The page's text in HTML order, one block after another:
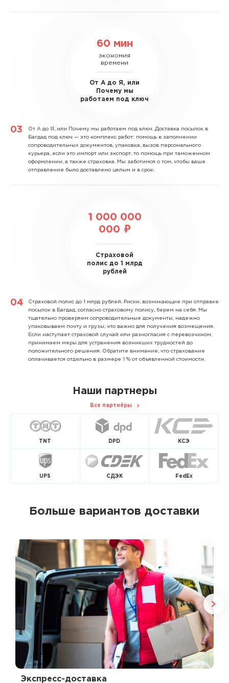
60 мин
экономия
времени
От А до Я, или
Почему мы
работаем под ключ
От А до Я, или Почему мы работаем под ключ. Доставка посылок в
Багдад под ключ — это комплекс работ: помощь в заполнении
сопроводительных документов, упаковка, вызов персонального
курьера, если это импорт или экспорт, то помощь при таможенном
оформлении, а также страховка. Мы заботимся о том, чтобы ваше
отправление было доставлено целым и в срок.
1 000 000
000 ₽
Страховой
полис до 1 млрд
рублей
Страховой полис до 1 млрд рублей. Риски, возникающие при отправке
посылок в Багдад, согласно страховому полису, берем на себя. Мы
тщательно проверяем сопроводительные документы, надежно
упаковываем почту и грузы, что важно для получения возмещения.
Если наступает страховой случай или разногласия с перевозчиком,
принимаем меры для устранения возникших трудностей до
положительного решения. Обратите внимание, что страхование
оплачивается отдельно в размере 1 % от объявленной стоимости.
Наши партнеры
Все партнёры
TNT DPD КСЭ
UPS СДЭК FedEx
Больше вариантов доставки
Экспресс-доставка